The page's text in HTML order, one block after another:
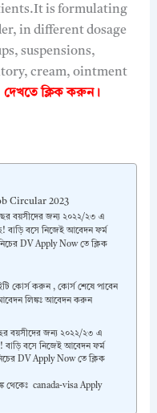
is formulating
in different dosage
suspensions,
cream, ointment
দেখতেক্লিক করুন।
Circular 2023
বয়সীদের জন্য ২০২২/২৩ এ
বাড়ি বসে নিজেই আবেদন ফর্ম
DV Apply Now তে ক্লিক
কোর্স করুন , কোর্স শেষে পাবেন
আবেদন লিঙ্কঃ আবেদন করুন
বয়সীদের জন্য ২০২২/২৩ এ
বসে নিজেই আবেদন ফর্ম
DV Apply Now তে ক্লিক
থেকেঃ canada-visa Apply